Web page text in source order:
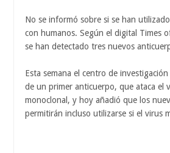
No se informó sobre si se han
con humanos. Según el digital Times
se han detectado tres nuevos
Esta semana el centro de
de un primer anticuerpo, que ataca el
monoclonal, y hoy añadió que los
permitirán incluso utilizarse si el virus